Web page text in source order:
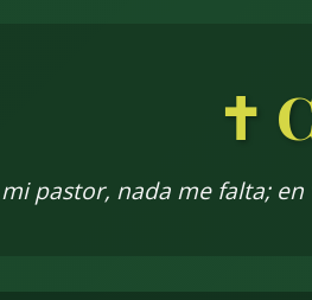
✝️
mi pastor, nada me falta;